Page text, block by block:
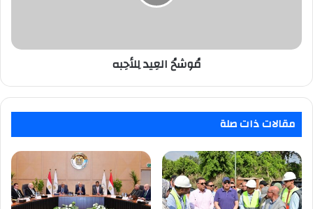
مُوشحُ العِيد لِلأحِبه
مقالات ذات صلة